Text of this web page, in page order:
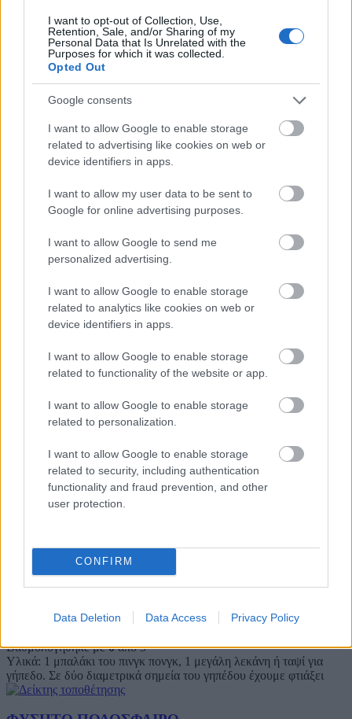
I want to opt-out of Collection, Use,
Retention, Sale, and/or Sharing of my
Personal Data that Is Unrelated with the
Purposes for which it was collected.
Opted Out
Google consents
I want to allow Google to enable storage
related to advertising like cookies on web or
device identifiers in apps.
I want to allow my user data to be sent to
Google for online advertising purposes.
I want to allow Google to send me
personalized advertising.
I want to allow Google to enable storage
related to analytics like cookies on web or
device identifiers in apps.
I want to allow Google to enable storage
related to functionality of the website or app.
I want to allow Google to enable storage
related to personalization.
I want to allow Google to enable storage
related to security, including authentication
functionality and fraud prevention, and other
user protection.
CONFIRM
Data Deletion Data Access Privacy Policy
Σχετικά προϊόντα
ANTIVIRUS
Υλικά: – Περιγραφή: Οι πρόσκοποι σχηματίζουν κύκλο. Οι
βαθμοφόροι παριστάνουν διάφορα Virus, το Virus της νύστας, το
Virus της απαισιοδοξίας,
ΤΙ ΑΛΛΑΞΕ;
από 5
Υλικά: – Περιγραφή: Ένας πρόσκοπος βγαίνει από την εστία, αφού
Τότε δύο πρόσκοποι
Υλικά: 1 κρίκος και ένα σχοινί μήκους 2 m Περιγραφή: Οι
πρόσκοποι κάθε Ενωμοτίας κρατιούνται χέρι με χέρι
δημιουργώντας μία
ΤΡΑΓΟΥΔΟΖΕΥΓΑΡΑ
Βαθμολογήθηκε με0από 5
Υλικά: 1 μπαλάκι του πινγκ πονγκ, 1 μεγάλη λεκάνη ή ταψί για
γήπεδο. Σε δύο διαμετρικά σημεία του γηπέδου έχουμε φτιάξει